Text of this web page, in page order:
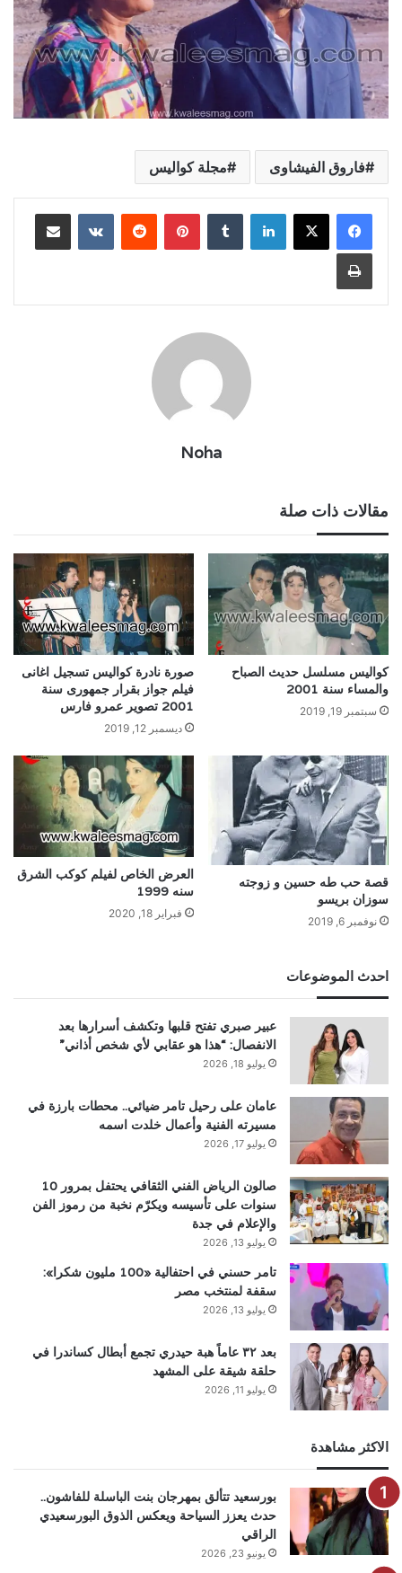
فاروق الفيشاوى مجلة كواليس
لينكدإن بينتيريست مشاركة عبر البريد
طباعة
Noha
مقالات ذات صلة
كواليس مسلسل حديث الصباح
والمساء سنة 2001
سبتمبر 19, 2019
صورة نادرة كواليس تسجيل اغانى
فيلم جواز بقرار جمهورى سنة
2001 تصوير عمرو فارس
ديسمبر 12, 2019
قصة حب طه حسين و زوجته
سوزان بريسو
نوفمبر 6, 2019
العرض الخاص لفيلم كوكب الشرق
سنه 1999
فبراير 18, 2020
احدث الموضوعات
عبير صبري تفتح قلبها وتكشف أسرارها بعد
الانفصال: “هذا هو عقابي لأي شخص أذاني”
يوليو 18, 2026
عامان على رحيل تامر ضيائي.. محطات بارزة في
مسيرته الفنية وأعمال خلدت اسمه
يوليو 17, 2026
صالون الرياض الفني الثقافي يحتفل بمرور 10
سنوات على تأسيسه ويكرّم نخبة من رموز الفن
والإعلام في جدة
يوليو 13, 2026
تامر حسني في احتفالية «100 مليون شكرا»:
سقفة لمنتخب مصر
يوليو 13, 2026
بعد ٣٢ عاماً هبة حيدري تجمع أبطال كساندرا في
حلقة شيقة على المشهد
يوليو 11, 2026
الاكثر مشاهدة
بورسعيد تتألق بمهرجان بنت الباسلة للفاشون..
حدث يعزز السياحة ويعكس الذوق البورسعيدي
الراقي
يونيو 23, 2026